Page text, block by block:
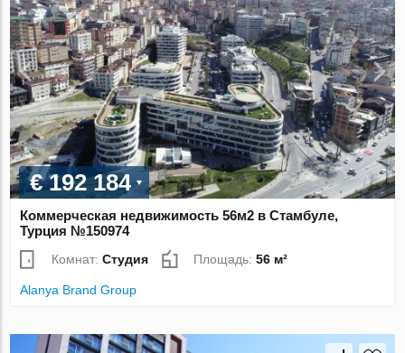
€ 192 184
Коммерческая недвижимость 56м2 в Стамбуле,
Турция №150974
Комнат:Студия Площадь:56 м²
Alanya Brand Group